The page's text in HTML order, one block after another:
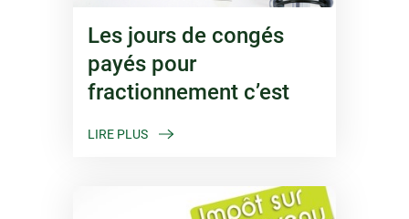
Les jours de congés
payés pour
fractionnement c’est
LIRE PLUS